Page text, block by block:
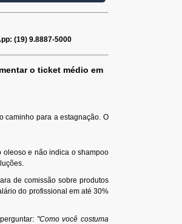
(19) 9.8887-5000
o ticket médio em
caminho para a estagnação. O
oleoso e não indica o shampoo
de comissão sobre produtos
do profissional em até 30%
"Como você costuma